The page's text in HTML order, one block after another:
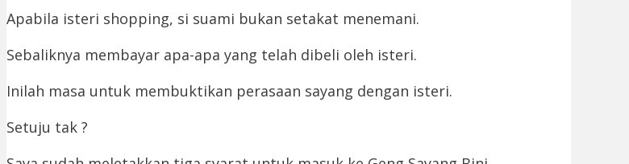
Apabila isteri shopping, si suami bukan setakat menemani.
Sebaliknya membayar apa-apa yang telah dibeli oleh isteri.
Inilah masa untuk membuktikan perasaan sayang dengan isteri.
Setuju tak ?